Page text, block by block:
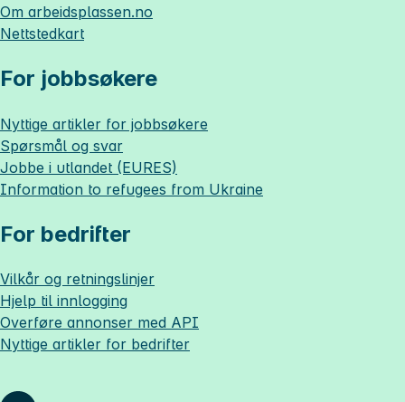
Om arbeidsplassen.no
Nettstedkart
For jobbsøkere
Nyttige artikler for jobbsøkere
Spørsmål og svar
Jobbe i utlandet (EURES)
Information to refugees from Ukraine
For bedrifter
Vilkår og retningslinjer
Hjelp til innlogging
Overføre annonser med API
Nyttige artikler for bedrifter